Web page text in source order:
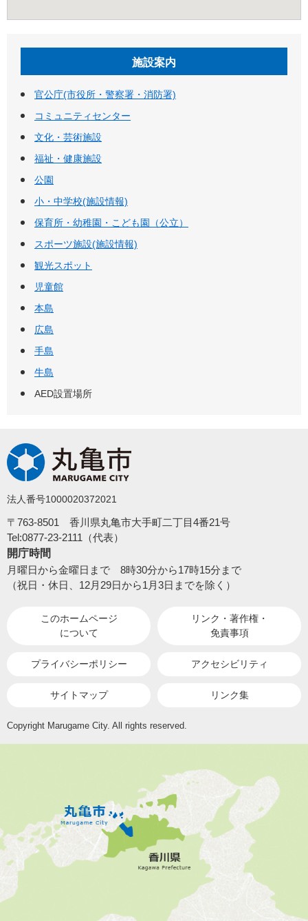
施設案内
官公庁(市役所・警察署・消防署)
コミュニティセンター
文化・芸術施設
福祉・健康施設
公園
小・中学校(施設情報)
保育所・幼稚園・こども園（公立）
スポーツ施設(施設情報)
観光スポット
児童館
本島
広島
手島
牛島
AED設置場所
法人番号1000020372021
〒763-8501 香川県丸亀市大手町二丁目4番21号
Tel:0877-23-2111（代表）
開庁時間
月曜日から金曜日まで 8時30分から17時15分まで
（祝日・休日、12月29日から1月3日までを除く）
このホームページ
について
リンク・著作権・
免責事項
プライバシーポリシー アクセシビリティ
サイトマップ リンク集
Copyright Marugame City. All rights reserved.